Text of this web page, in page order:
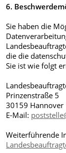
6.
Sie haben die
die die
Sie ist wie folgt
Prinzenstraße 5
30159 Hannover
E-Mail:
Weiterführende